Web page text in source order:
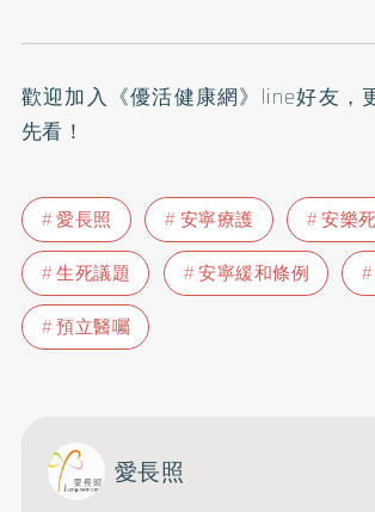
歡迎加入 《優活健康網》line好友 ，
先看！
愛長照 安寧療護
安樂死
生死議題
安寧緩和條例
預立醫囑
愛長照